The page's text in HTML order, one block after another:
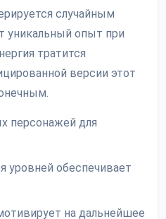
случайным
уникальный опыт при
тратится
версии этот
персонажей для
уровней обеспечивает
на дальнейшее